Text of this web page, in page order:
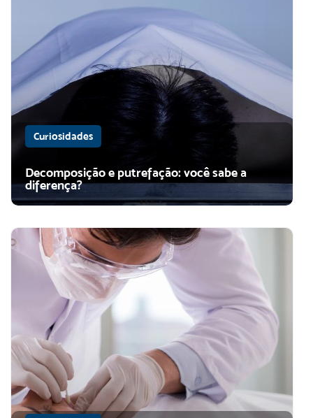
Curiosidades
Decomposição e putrefação: você sabe a
diferença?